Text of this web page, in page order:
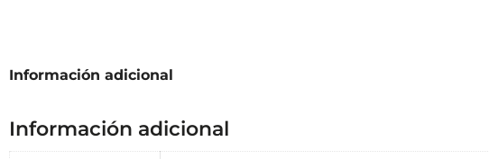
Información adicional
Información adicional